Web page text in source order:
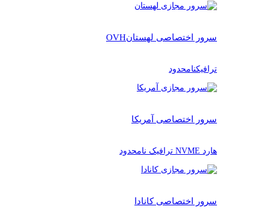
سرور اختصاصی لهستانOVH
ترافیکنامحدود
سرور اختصاصی آمریکا
هارد NVME ترافیک نامحدود
سرور اختصاصی کانادا